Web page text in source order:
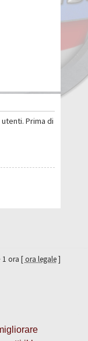
Prima di
1 ora [ora legale]